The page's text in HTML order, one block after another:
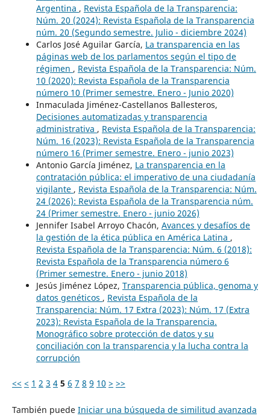
Argentina , Revista Española de la Transparencia:
Núm. 20 (2024): Revista Española de la Transparencia
núm. 20 (Segundo semestre. Julio - diciembre 2024)
Carlos José Aguilar García, La transparencia en las
páginas web de los parlamentos según el tipo de
régimen , Revista Española de la Transparencia: Núm.
10 (2020): Revista Española de la Transparencia
número 10 (Primer semestre. Enero - Junio 2020)
Inmaculada Jiménez-Castellanos Ballesteros,
Decisiones automatizadas y transparencia
administrativa , Revista Española de la Transparencia:
Núm. 16 (2023): Revista Española de la Transparencia
número 16 (Primer semestre. Enero - junio 2023)
Antonio García Jiménez, La transparencia en la
contratación pública: el imperativo de una ciudadanía
vigilante , Revista Española de la Transparencia: Núm.
24 (2026): Revista Española de la Transparencia núm.
24 (Primer semestre. Enero - junio 2026)
Jennifer Isabel Arroyo Chacón, Avances y desafíos de
la gestión de la ética pública en América Latina ,
Revista Española de la Transparencia: Núm. 6 (2018):
Revista Española de la Transparencia número 6
(Primer semestre. Enero - junio 2018)
Jesús Jiménez López, Transparencia pública, genoma y
datos genéticos , Revista Española de la
Transparencia: Núm. 17 Extra (2023): Núm. 17 (Extra
2023): Revista Española de la Transparencia.
Monográfico sobre protección de datos y su
conciliación con la transparencia y la lucha contra la
corrupción
<< < 1 2 3 4 5 6 7 8 9 10 > >>
También puede Iniciar una búsqueda de similitud avanzada